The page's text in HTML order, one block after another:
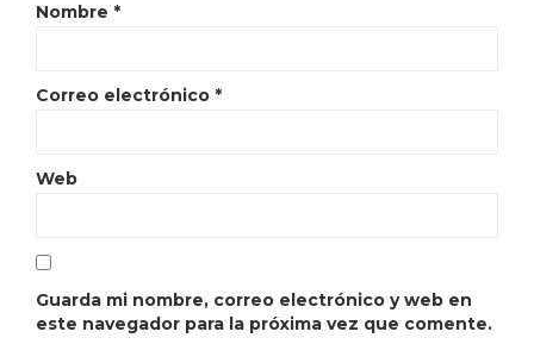
Nombre *
Correo electrónico *
Web
Guarda mi nombre, correo electrónico y web en
este navegador para la próxima vez que comente.